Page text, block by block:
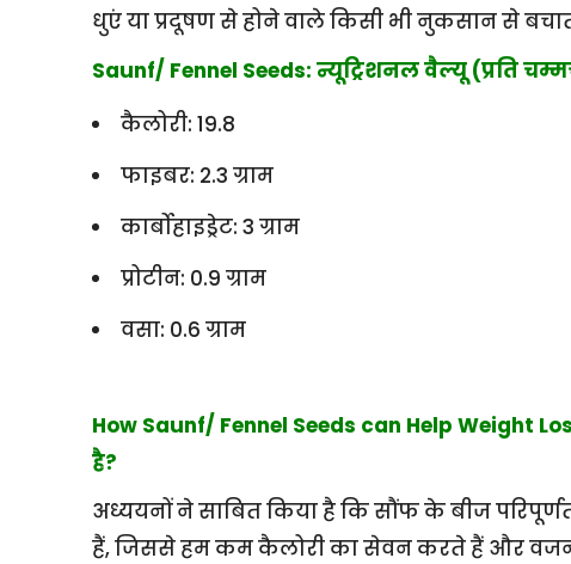
धुएं या प्रदूषण से होने वाले किसी भी नुकसान से
Saunf/ Fennel Seeds: न्यूट्रिशनल वैल्यू (प्रति
कैलोरी: 19.8
फाइबर: 2.3 ग्राम
कार्बोहाइड्रेट: 3 ग्राम
प्रोटीन: 0.9 ग्राम
वसा: 0.6 ग्राम
How Saunf/ Fennel Seeds can Help
है?
अध्ययनों ने साबित किया है कि सौंफ के बीज
हैं, जिससे हम कम कैलोरी का सेवन करते हैं और